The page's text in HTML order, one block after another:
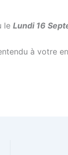
le Lundi 16
à votre